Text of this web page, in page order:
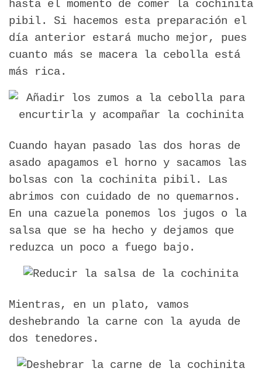
hasta el momento de comer la cochinita
pibil. Si hacemos esta preparación el
día anterior estará mucho mejor, pues
cuanto más se macera la cebolla está
más rica.
Cuando hayan pasado las dos horas de
asado apagamos el horno y sacamos las
bolsas con la cochinita pibil. Las
abrimos con cuidado de no quemarnos.
En una cazuela ponemos los jugos o la
salsa que se ha hecho y dejamos que
reduzca un poco a fuego bajo.
Mientras, en un plato, vamos
deshebrando la carne con la ayuda de
dos tenedores.